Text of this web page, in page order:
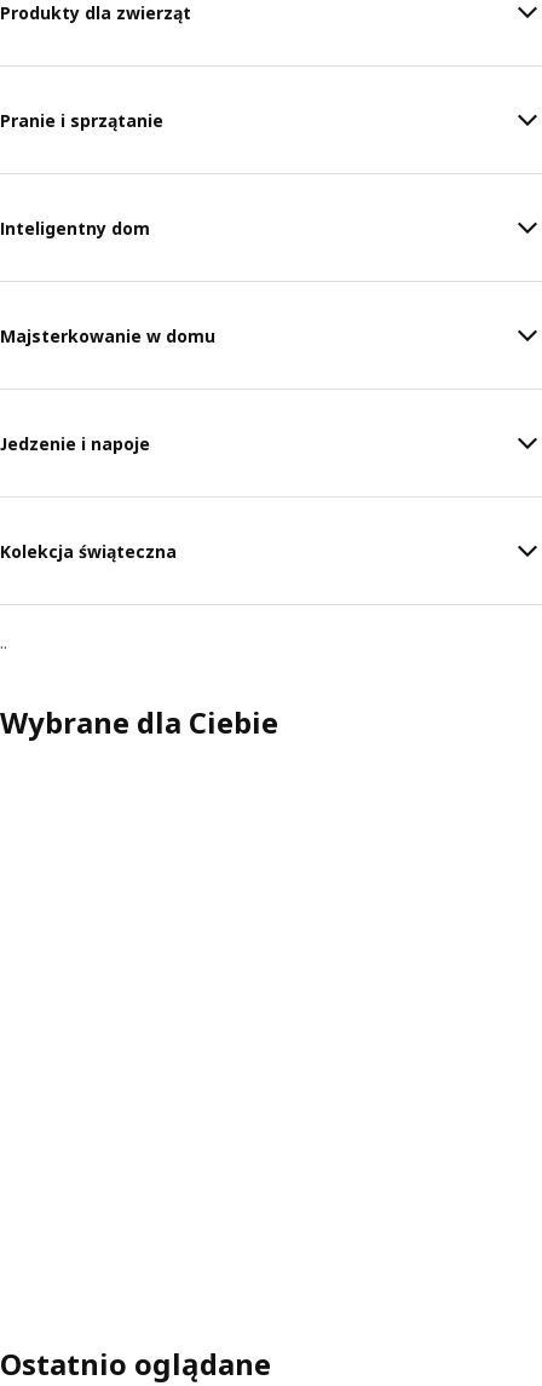
Produkty dla zwierząt
Pranie i sprzątanie
Inteligentny dom
Majsterkowanie w domu
Jedzenie i napoje
Kolekcja świąteczna
..
Wybrane dla Ciebie
Ostatnio oglądane